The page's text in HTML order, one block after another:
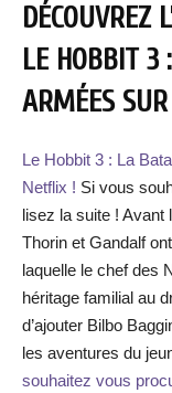
DÉCOUVREZ
LE HOBBIT 3
ARMÉES
Le Hobbit 3 : La
Netflix ! Si vous
lisez la suite ! Avant
Thorin et Gandalf
laquelle le chef des
héritage familial au
d’ajouter Bilbo
les aventures du
souhaitez vous